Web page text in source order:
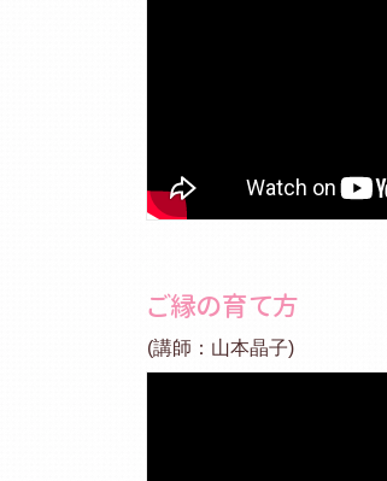
ご縁の育て方
(講師：山本晶子)